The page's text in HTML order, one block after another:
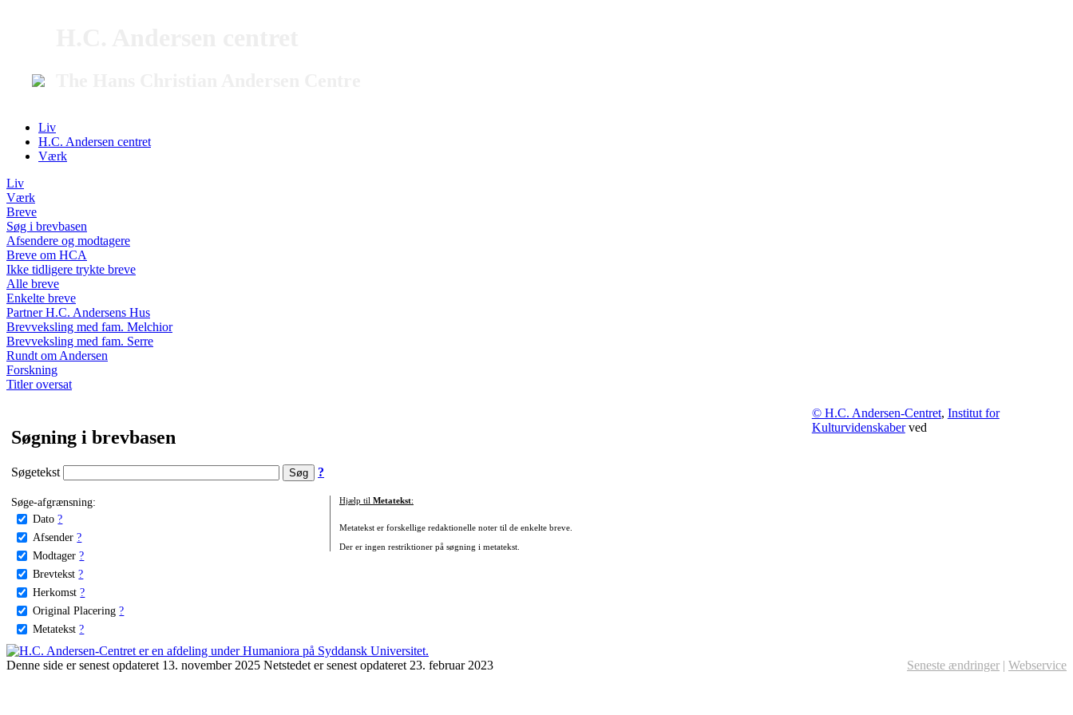
Liv
H.C. Andersen centret
Værk
Liv
Værk
Breve
Søg i brevbasen
Afsendere og modtagere
Breve om HCA
Ikke tidligere trykte breve
Alle breve
Enkelte breve
Partner H.C. Andersens Hus
Brevveksling med fam. Melchior
Brevveksling med fam. Serre
Rundt om Andersen
Forskning
Titler oversat
Søgning i brevbasen
Søgetekst ?
Søge-afgrænsning:
Dato ?
Afsender ?
Modtager ?
Brevtekst ?
Herkomst ?
Original Placering ?
Metatekst ?
Hjælp til Metatekst:
Metatekst er forskellige redaktionelle noter til de enkelte breve.
Der er ingen restriktioner på søgning i metatekst.
© H.C. Andersen-Centret, Institut for
Kulturvidenskaberved
Denne side er senest opdateret 13. november 2025 Netstedet er senest opdateret 23. februar 2023 Seneste ændringer | Webservice